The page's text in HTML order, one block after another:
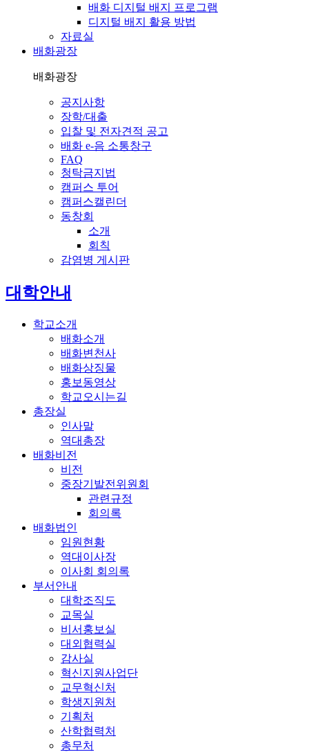
배화 디지털 배지 프로그램
디지털 배지 활용 방법
자료실
배화광장
배화광장
공지사항
장학/대출
입찰 및 전자견적 공고
배화 e-음 소통창구
FAQ
청탁금지법
캠퍼스 투어
캠퍼스캘린더
동창회
소개
회칙
감염병 게시판
전체메뉴
대학안내
학교소개
배화소개
배화변천사
배화상징물
홍보동영상
학교오시는길
총장실
인사말
역대총장
배화비전
비전
중장기발전위원회
관련규정
회의록
배화법인
임원현황
역대이사장
이사회 회의록
부서안내
대학조직도
교목실
비서홍보실
대외협력실
감사실
혁신지원사업단
교무혁신처
학생지원처
기획처
산학협력처
총무처